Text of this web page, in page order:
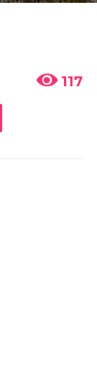
117